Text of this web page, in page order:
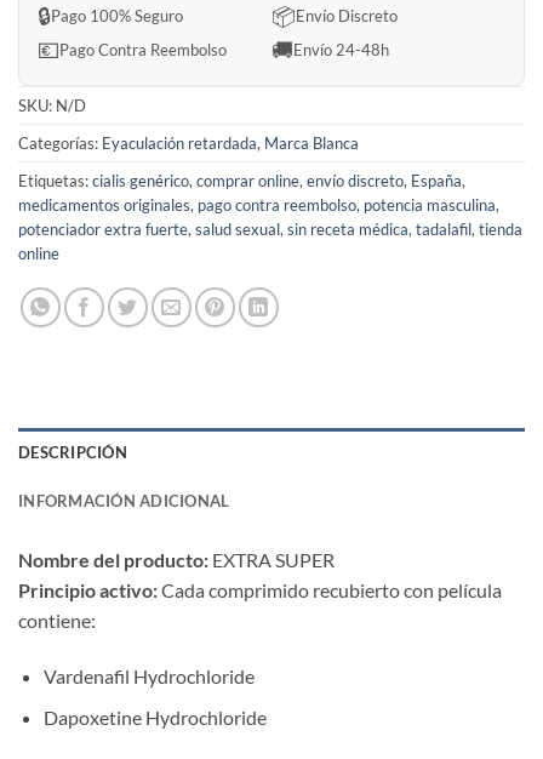
🔒Pago 100% Seguro 📦Envío Discreto
💶Pago Contra Reembolso 🚚Envío 24-48h
SKU: N/D
Categorías: Eyaculación retardada, Marca Blanca
Etiquetas:cialis genérico, comprar online, envío discreto, España,
medicamentos originales, pago contra reembolso, potencia masculina,
potenciador extra fuerte, salud sexual, sin receta médica, tadalafil, tienda
online
DESCRIPCIÓN
INFORMACIÓN ADICIONAL
Nombre del producto:​ ​ EXTRA SUPER
Principio activo:​​ Cada comprimido recubierto con película
contiene:
Vardenafil Hydrochloride
Dapoxetine Hydrochloride